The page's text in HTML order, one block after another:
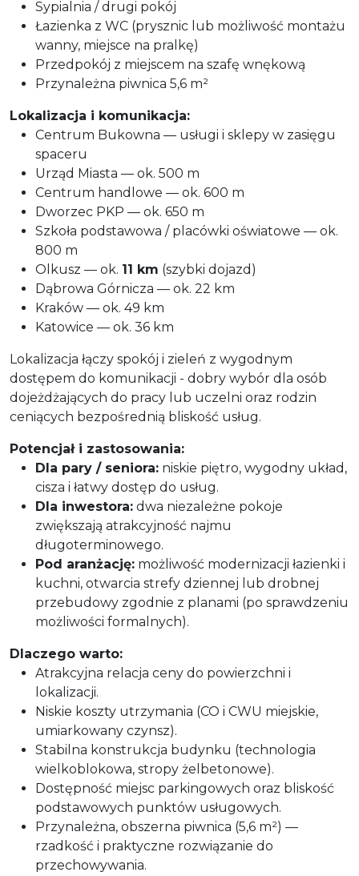
Sypialnia / drugi pokój
Łazienka z WC (prysznic lub możliwość montażu
wanny, miejsce na pralkę)
Przedpokój z miejscem na szafę wnękową
Przynależna piwnica 5,6 m²
Lokalizacja i komunikacja:
Centrum Bukowna — usługi i sklepy w zasięgu
spaceru
Urząd Miasta — ok. 500 m
Centrum handlowe — ok. 600 m
Dworzec PKP — ok. 650 m
Szkoła podstawowa / placówki oświatowe — ok.
800 m
Olkusz — ok. 11 km (szybki dojazd)
Dąbrowa Górnicza — ok. 22 km
Kraków — ok. 49 km
Katowice — ok. 36 km
Lokalizacja łączy spokój i zieleń z wygodnym
dostępem do komunikacji - dobry wybór dla osób
dojeżdżających do pracy lub uczelni oraz rodzin
ceniących bezpośrednią bliskość usług.
Potencjał i zastosowania:
Dla pary / seniora: niskie piętro, wygodny układ,
cisza i łatwy dostęp do usług.
Dla inwestora: dwa niezależne pokoje
zwiększają atrakcyjność najmu
długoterminowego.
Pod aranżację: możliwość modernizacji łazienki i
kuchni, otwarcia strefy dziennej lub drobnej
przebudowy zgodnie z planami (po sprawdzeniu
możliwości formalnych).
Dlaczego warto:
Atrakcyjna relacja ceny do powierzchni i
lokalizacji.
Niskie koszty utrzymania (CO i CWU miejskie,
umiarkowany czynsz).
Stabilna konstrukcja budynku (technologia
wielkoblokowa, stropy żelbetonowe).
Dostępność miejsc parkingowych oraz bliskość
podstawowych punktów usługowych.
Przynależna, obszerna piwnica (5,6 m²) —
rzadkość i praktyczne rozwiązanie do
przechowywania.